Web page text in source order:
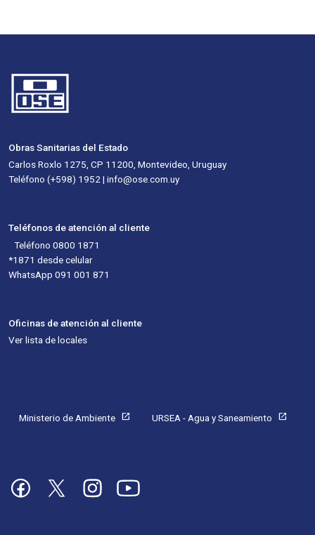
Obras Sanitarias del Estado
Carlos Roxlo 1275, CP 11200, Montevideo, Uruguay
Teléfono (+598) 1952 | info@ose.com.uy
Teléfonos de atención al cliente
Teléfono 0800 1871
*1871 desde celular
WhatsApp 091 001 871
Oficinas de atención al cliente
Ver lista de locales
Pie de página
Ministerio de Ambiente open_in_new URSEA - Agua y Saneamiento open_in_new
Imagen Imagen Imagen Imagen